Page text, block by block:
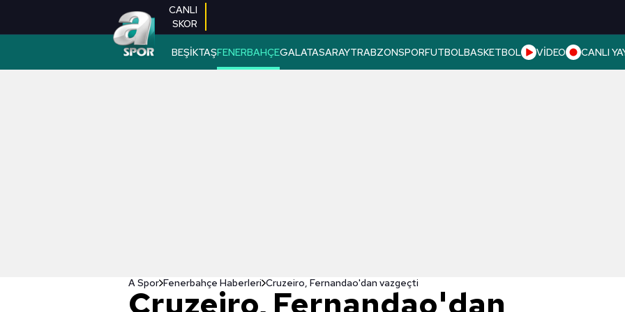
CANLI
SKOR
BEŞİKTAŞFENERBAHÇEGALATASARAYTRABZONSPORFUTBOLBASKETBOL VİDEO CANLI
A Spor Fenerbahçe Haberleri Cruzeiro, Fernandao'dan vazgeçti
Cruzeiro, Fernandao'dan